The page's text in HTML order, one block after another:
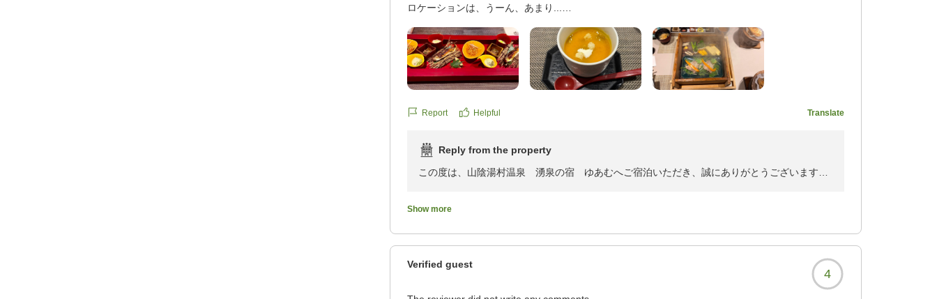
ったりとお過ごしいただけたようで大変光栄です。
今回いただきました温かいお言葉は、今後のサービス向上の励みとさせていただきます。
また季節を変えて、ぜひ当館へお越しくださいませ。お客様のまたのお帰りを心よりお待ち申
し上げております。
ご丁寧なお便り及び素敵な画像掲載も併せて感謝申し上げます。
スタッフ一同
ロケーションは、うーん、あまり...
夕食のかぼちゃの茶碗蒸しも、美味しかった。
食事の時のスタッフも、私達の食事を気にしながら、次のお料理を持って
来てくれました。
朝食も、朝から蒸籠蒸しを頂き、お腹いっぱいで、昼食抜きになりまし
た。
晴らしいと思います。
荒湯のゆで卵も、美味しかったです。
お世話になりました。
https://review.travel.rakuten.co.jp/hotel/voice/10636?
Report Helpful Translate
Reply from the property
この度は、山陰湯村温泉 湧泉の宿 ゆあむへご宿泊いただき、誠にありがとうございます。
スタッフの対応や、お食事につきまして温かいお褒めの言葉をいただき、大変光栄に存じま
また、当館自慢の朝食の蒸籠蒸しや、かぼちゃの茶碗蒸しなどもご堪能いただけたご様子で、
Show more
Verified guest
4